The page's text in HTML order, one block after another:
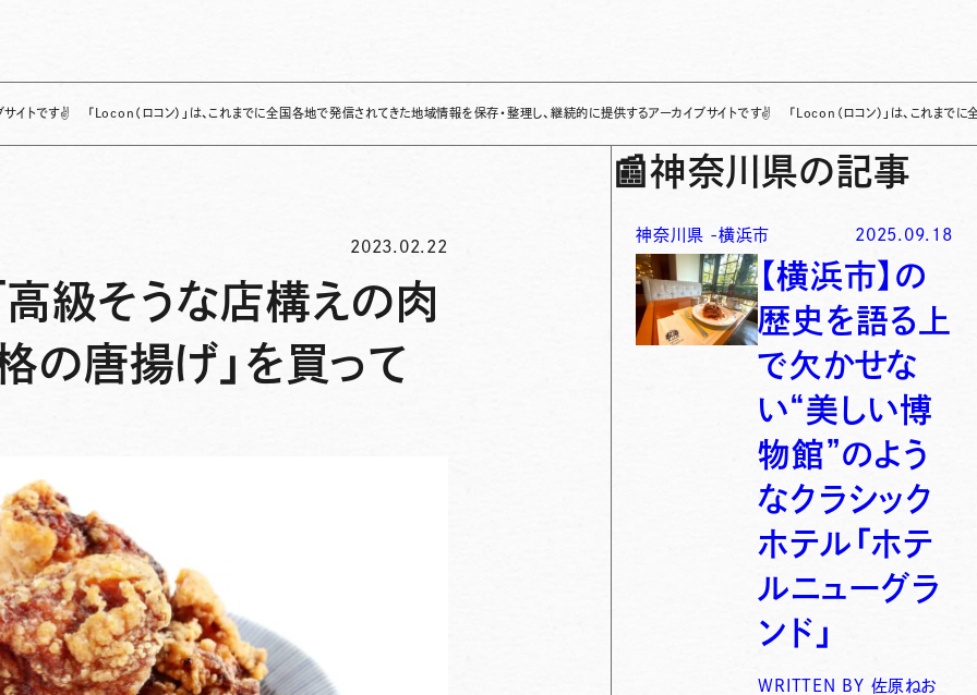
「Locon（ロコン）」は、これまでに全国各地で発信されてきた地域情報を保存・整理し、継続的に提供するアーカイブサイトです✌ 「Locon（ロコン）」は、これまでに全国各地で
2023.02.22
級そうな店構えの肉
の唐揚げ」を買って
📰神奈川県の記事
神奈川県 -横浜市 2025.09.18
【横浜市】の
歴史を語る上
で欠かせな
い“美しい博
物館”のよう
なクラシック
ホテル「ホテ
ルニューグラ
ンド」
WRITTEN BY 佐原ねお